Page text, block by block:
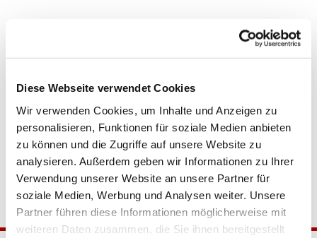
Diese Webseite verwendet Cookies
Wir verwenden Cookies, um Inhalte und Anzeigen zu
personalisieren, Funktionen für soziale Medien anbieten
zu können und die Zugriffe auf unsere Website zu
analysieren. Außerdem geben wir Informationen zu Ihrer
Verwendung unserer Website an unsere Partner für
soziale Medien, Werbung und Analysen weiter. Unsere
Partner führen diese Informationen möglicherweise mit
weiteren Daten zusammen, die Sie ihnen bereitgestellt